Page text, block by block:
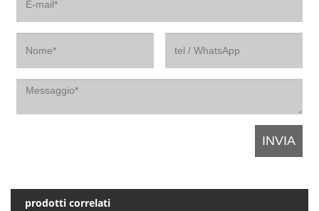
prodotti correlati